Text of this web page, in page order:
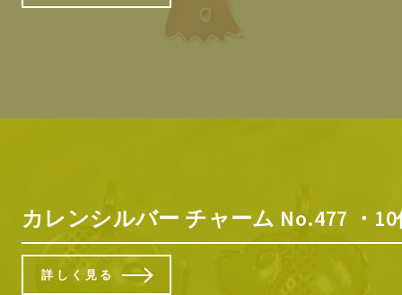
カレンシルバー チャーム No.477 ・
詳しく見る